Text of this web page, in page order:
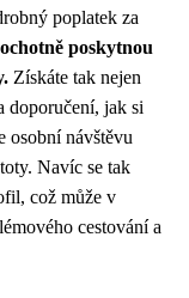
poplatek za
poskytnou
Získáte tak nejen
doporučení, jak si
osobní návštěvu
Navíc se tak
což může v
cestování a